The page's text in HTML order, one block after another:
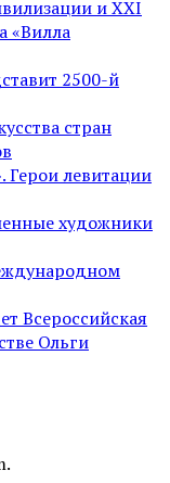
и ХХI
«Вилла
2500-й
стран
Герои левитации
художники
Всероссийская
Ольги